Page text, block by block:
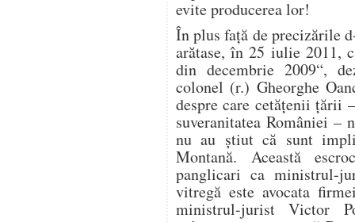
evite producerea lor!
În plus faţă de precizările
arătase, în 25 iulie 2011,
din decembrie 2009“,
colonel (r.) Gheorghe
despre care cetăţenii ţării
suveranitatea României
nu au ştiut că sunt
Montană. Această
panglicari ca ministrul-
vitregă este avocata
ministrul-jurist Victor